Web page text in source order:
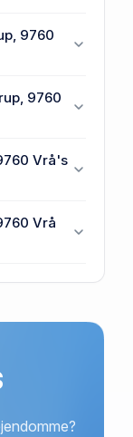
9760
9760
Vrå's
i 2014.
Vrå